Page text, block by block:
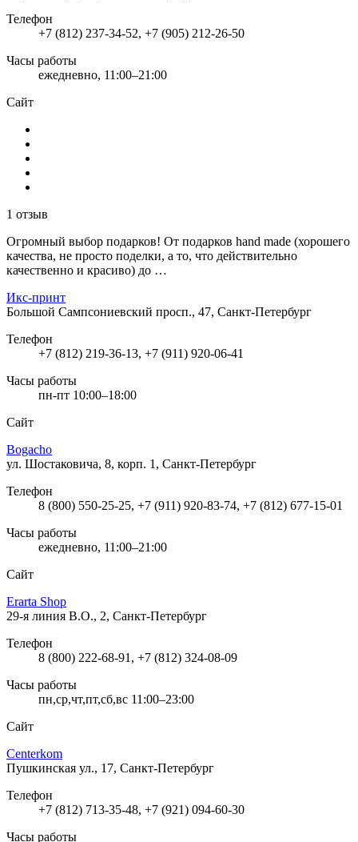
Телефон
+7 (812) 237-34-52, +7 (905) 212-26-50
Часы работы
ежедневно, 11:00–21:00
Сайт
1 отзыв
Огромный выбор подарков! От подарков hand made (хорошего
качества, не просто поделки, а то, что действительно
качественно и красиво) до …
Икс-принт
Большой Сампсониевский просп., 47, Санкт-Петербург
Телефон
+7 (812) 219-36-13, +7 (911) 920-06-41
Часы работы
пн-пт 10:00–18:00
Сайт
Bogacho
ул. Шостаковича, 8, корп. 1, Санкт-Петербург
Телефон
8 (800) 550-25-25, +7 (911) 920-83-74, +7 (812) 677-15-01
Часы работы
ежедневно, 11:00–21:00
Сайт
Erarta Shop
29-я линия В.О., 2, Санкт-Петербург
Телефон
8 (800) 222-68-91, +7 (812) 324-08-09
Часы работы
пн,ср,чт,пт,сб,вс 11:00–23:00
Сайт
Centerkom
Пушкинская ул., 17, Санкт-Петербург
Телефон
+7 (812) 713-35-48, +7 (921) 094-60-30
Часы работы